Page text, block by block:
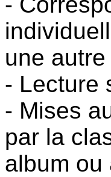
une
- Lecture
- Mises
par la
album ou